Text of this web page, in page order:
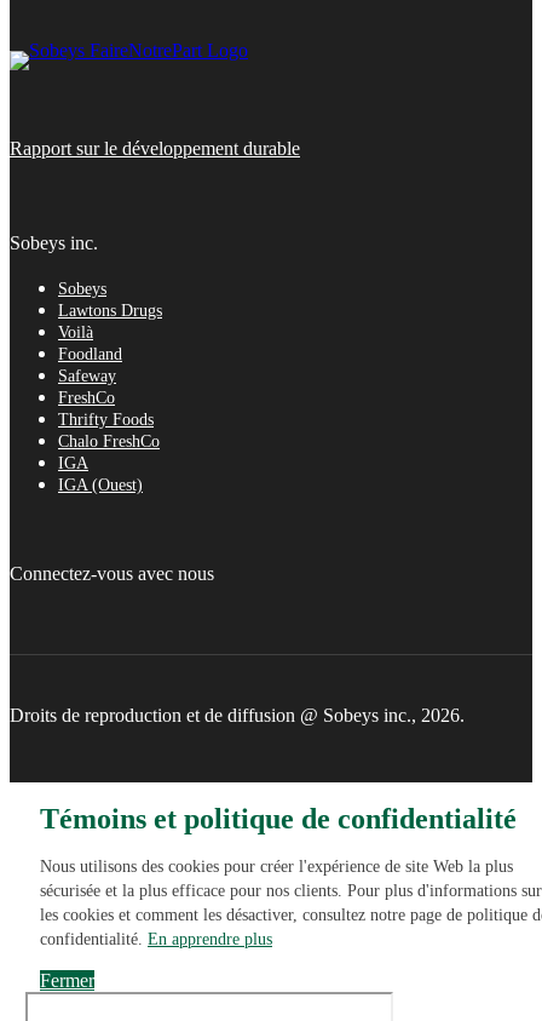
Rapport sur le développement durable
Sobeys inc.
Sobeys
Lawtons Drugs
Voilà
Foodland
Safeway
FreshCo
Thrifty Foods
Chalo FreshCo
IGA
IGA (Ouest)
Connectez-vous avec nous
Droits de reproduction et de diffusion @ Sobeys inc., 2026.
Témoins et politique de confidentialité
Nous utilisons des cookies pour créer l'expérience de site Web la plus
sécurisée et la plus efficace pour nos clients. Pour plus d'informations sur
les cookies et comment les désactiver, consultez notre page de politique
confidentialité. En apprendre plus
Fermer